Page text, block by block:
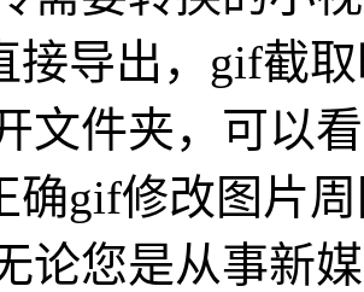
接导出，gif截
文件夹，可以
确gif修改图片
论您是从事新